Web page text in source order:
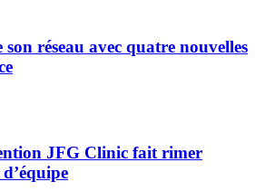
réseau avec quatre nouvelles
JFG Clinic fait rimer